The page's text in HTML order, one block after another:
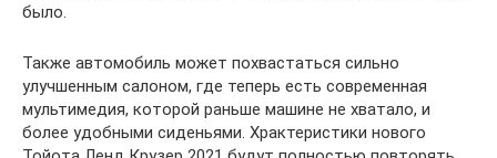
было.
Также автомобиль может похвастаться сильно
улучшенным салоном, где теперь есть современная
мультимедия, которой раньше машине не хватало, и
более удобными сиденьями. Храктеристики нового